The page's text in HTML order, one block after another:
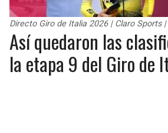
JAGUARS
TITANS
WIZARDS
WARRIORS
Directo Giro de Italia 2026 | Claro Sports |
Así quedaron las
la etapa 9 del Giro de